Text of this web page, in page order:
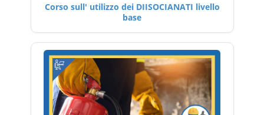
Corso sull' utilizzo dei DIISOCIANATI livello
base